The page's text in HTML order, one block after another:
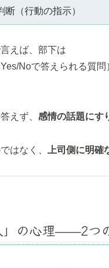
断（行動の指示）
えば、部下は
Yes/Noで答えられる質問
えず、 感情の話題にす
はなく、 上司側に明確
」の心理——2つ